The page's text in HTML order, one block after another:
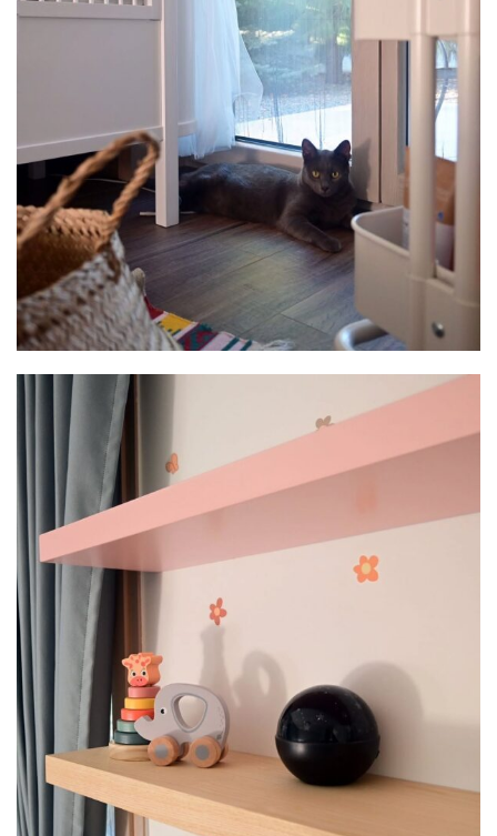
Image #2